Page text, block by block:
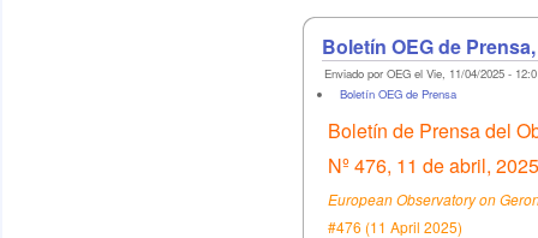
Boletín OEG de Prensa,
Enviado por OEG el Vie, 11/04/2025 -
Boletín OEG de Prensa
Boletín de Prensa del
Nº 476, 11 de abril, 2025
European Observatory on
#476 (11 April 2025)